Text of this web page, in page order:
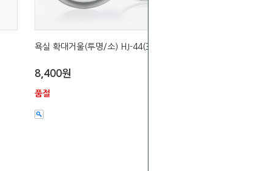
욕실 확대거울(투명/소) HJ-44(3배율)
8,400원
품절